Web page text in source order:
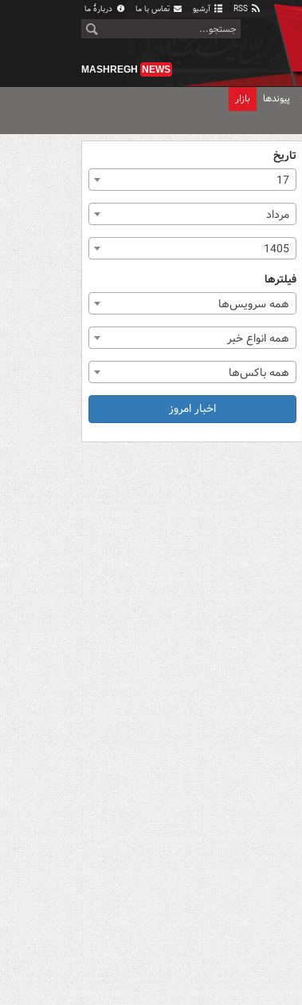
آرشیو تماس با ما دربارهٔ ما
MASHREGH NEWS
پیوندها بازار
تاریخ
17
مرداد
1405
فیلترها
همه سرویس‌ها
همه انواع خبر
همه باکس‌ها
اخبار امروز